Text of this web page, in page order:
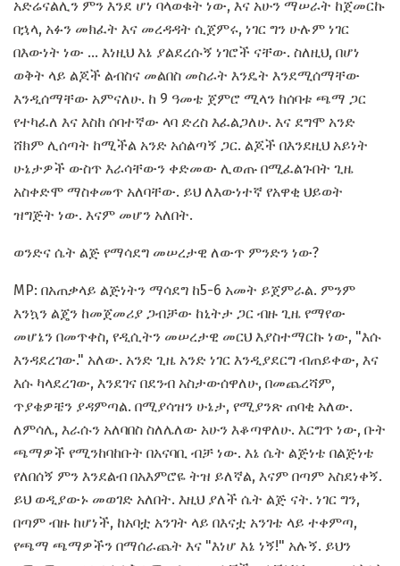
አድሬናልሊን ምን እንደ ሆነ ባላወቁት ነው, እና አሁን ማሠራት ከጀመርኩ
በኋላ, አፉን መክፈት እና መረዳዳት ሲጀምሩ, ነገር ግን ሁሉም ነገር
በእውነት ነው ... እነዚህ እኔ ያልደረሱኝ ነገሮች ናቸው. ስለዚህ, በሆነ
ወቅት ላይ ልጆች ልብስና መልበስ መስራት እንዴት እንደሚሰማቸው
እንዲሰማቸው አምናለሁ. ከ 9 ዓመቴ ጀምሮ ሚላን ከሰባቱ ጫማ ጋር
የተካፈለ እና እስከ ሰባተኛው ላባ ድረስ እፈልጋለሁ. እና ደግሞ አንድ
ሸክም ሊሰጣት ከሚችል አንድ አሰልጣኝ ጋር. ልጆች በእንደዚህ አይነት
ሁኔታዎች ውስጥ እራሳቸውን ቀድመው ሊወጡ በሚፈልጉበት ጊዜ
አስቀድሞ ማስቀመጥ አለባቸው. ይህ ለእውነተኛ የአዋቂ ህይወት
ዝግጅት ነው. እናም መሆን አለበት.
ወንድና ሴት ልጅ የማሳደግ መሠረታዊ ለውጥ ምንድን ነው?
MP: በአጠቃላይ ልጅነትን ማሳደግ ከ5-6 አመት ይጀምራል. ምንም
እንኳን ልጄን ከመጀመሪያ ጋብቻው ከኒትታ ጋር ብዙ ጊዜ የማየው
መሆኔን በመጥቀስ, የዲሲትን መሠረታዊ መርህ እያስተማርኩ ነው, "እሱ
እንዳደረገው." አለው. አንድ ጊዜ አንድ ነገር እንዲያደርግ ብጠይቀው, እና
እሱ ካላደረገው, እንደገና በደንብ አስታውሰዋለሁ, በመጨረሻም,
ጥያቄዎቼን ያዳምጣል. በሚያሳዝን ሁኔታ, የሚያንጽ ጠባቂ አለው.
ለምሳሌ, እራሱን አለባበስ ስለሌለው አሁን እቆጣዋለሁ. እርግጥ ነው, ቡት
ጫማዎች የሚንከባከቡት በአናባቢ ብቻ ነው. እኔ ሴት ልጅነቴ በልጅነቴ
የለበሰኝ ምን እንደልብ በአእምሮዬ ትዝ ይለኛል, እናም በጣም አስደነቀኝ.
ይህ ወዲያውኑ መወገድ አለበት. እዚህ ያለች ሴት ልጅ ናት. ነገር ግን,
በጣም ብዙ ከሆነች, ከአባቷ አንገት ላይ በእናቷ አንገቴ ላይ ተቀምጣ,
የጫማ ጫማዎችን በማሰራጨት እና "እነሆ እኔ ነኝ!" አሉኝ. ይህን